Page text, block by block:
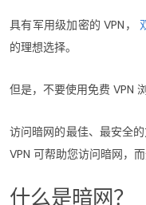
具有军用级加密的 VPN，
的理想选择。
但是，不要使用免费 VPN
访问暗网的最佳、最安全
VPN 可帮助您访问暗网，
什么是暗网？